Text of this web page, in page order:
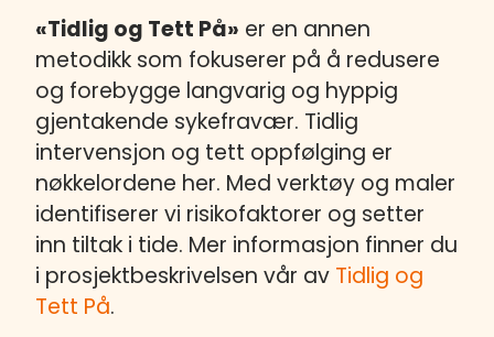
«Tidlig og Tett På» er en annen
metodikk som fokuserer på å redusere
og forebygge langvarig og hyppig
gjentakende sykefravær. Tidlig
intervensjon og tett oppfølging er
nøkkelordene her. Med verktøy og maler
identifiserer vi risikofaktorer og setter
inn tiltak i tide. Mer informasjon finner du
i prosjektbeskrivelsen vår av Tidlig og
Tett På.